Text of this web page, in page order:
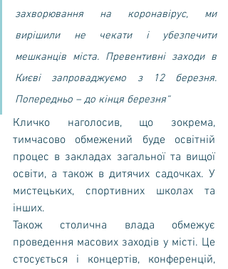
захворювання на коронавірус, ми
вирішили не чекати і убезпечити
мешканців міста. Превентивні заходи в
Києві запроваджуємо з 12 березня.
Попередньо – до кінця березня“
Кличко наголосив, що зокрема,
тимчасово обмежений буде освітній
процес в закладах загальної та вищої
освіти, а також в дитячих садочках. У
мистецьких, спортивних школах та
інших.
Також столична влада обмежує
проведення масових заходів у місті. Це
стосується і концертів, конференцій,